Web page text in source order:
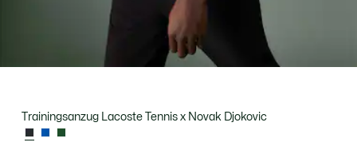
Trainingsanzug Lacoste Tennis x Novak Djokovic